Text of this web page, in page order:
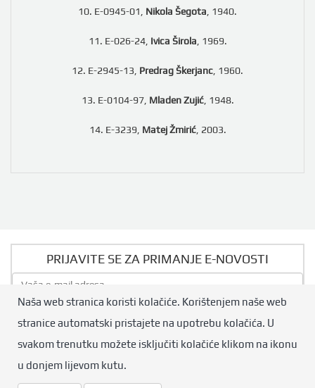
10. E-0945-01, Nikola Šegota , 1940.
11. E-026-24, Ivica Širola , 1969.
12. E-2945-13, Predrag Škerjanc , 1960.
13. E-0104-97, Mladen Zujić, 1948.
14. E-3239, Matej Žmirić, 2003.
PRIJAVITE SE ZA PRIMANJE E-NOVOSTI
Pošalji
Design by:
Naša web stranica koristi kolačiće. Korištenjem naše web
stranice automatski pristajete na upotrebu kolačića. U
svakom trenutku možete isključiti kolačiće klikom na ikonu
u donjem lijevom kutu.